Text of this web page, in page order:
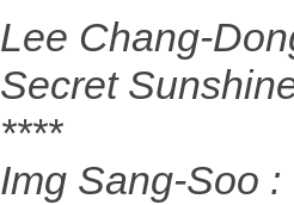
Lee Chang-
Secret
****
Img Sang-Soo